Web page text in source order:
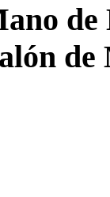
de
de